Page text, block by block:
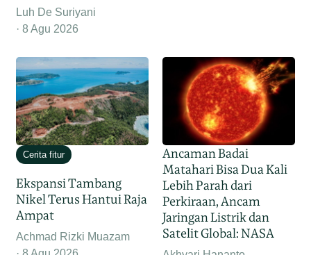
Luh De Suriyani
8 Agu 2026
Cerita fitur
Ekspansi Tambang
Nikel Terus Hantui Raja
Ampat
Achmad Rizki Muazam
Ancaman Badai
Matahari Bisa Dua Kali
Lebih Parah dari
Perkiraan, Ancam
Jaringan Listrik dan
Satelit Global: NASA